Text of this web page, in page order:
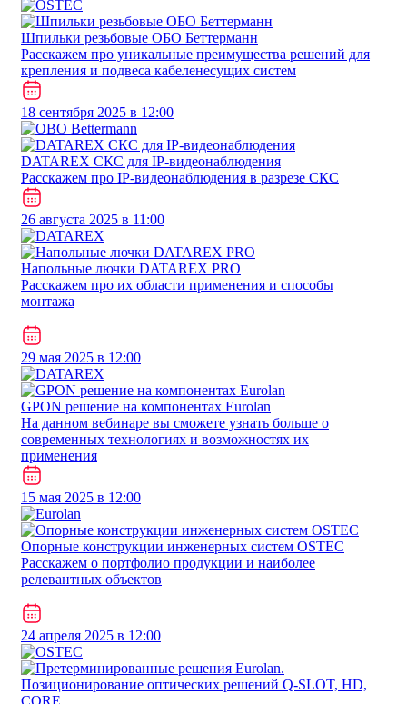
Шпильки резьбовые ОБО Беттерманн
Расскажем про уникальные преимущества решений для
крепления и подвеса кабеленесущих систем
18 сентября 2025 в 12:00
DATAREX СКС для IP-видеонаблюдения
Расскажем про IP-видеонаблюдения в разрезе СКС
26 августа 2025 в 11:00
Напольные лючки DATAREX PRO
Расскажем про их области применения и способы
монтажа
29 мая 2025 в 12:00
GPON решение на компонентах Eurolan
На данном вебинаре вы сможете узнать больше о
современных технологиях и возможностях их
применения
15 мая 2025 в 12:00
Опорные конструкции инженерных систем OSTEC
Расскажем о портфолио продукции и наиболее
релевантных объектов
24 апреля 2025 в 12:00